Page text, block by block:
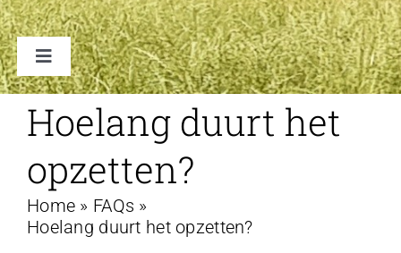
Toggle
Navigation
TENTEN
ACCESSOIRES
VERHUUR B2B
Hoelang duurt het
opzetten?
Home » FAQs »
Hoelang duurt het opzetten?